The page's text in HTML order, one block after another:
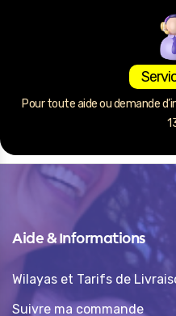
Pour toute aide ou demande
Aide & Informations
Wilayas et Tarifs de
Suivre ma commande